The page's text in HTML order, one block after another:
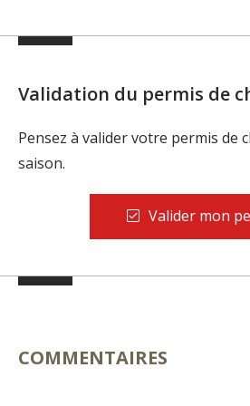
Validation du permis de
Pensez à valider votre permis de
saison.
Valider mon
COMMENTAIRES